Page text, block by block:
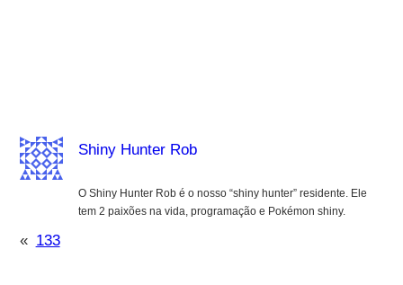
Shiny Hunter Rob
O Shiny Hunter Rob é o nosso “shiny hunter” residente. Ele
tem 2 paixões na vida, programação e Pokémon shiny.
« 133